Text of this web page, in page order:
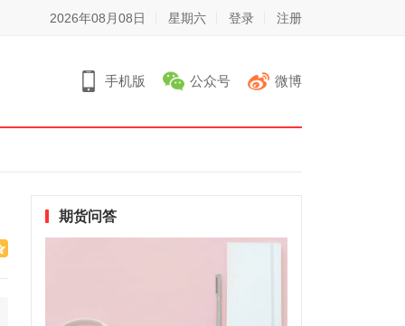
2026年08月08日 星期六 登录 注册
手机版 公众号 微博
期货问答